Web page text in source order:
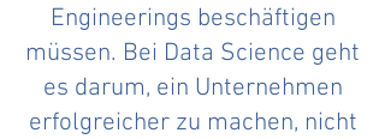
Engineerings beschäftigen
müssen. Bei Data Science geht
es darum, ein Unternehmen
erfolgreicher zu machen, nicht